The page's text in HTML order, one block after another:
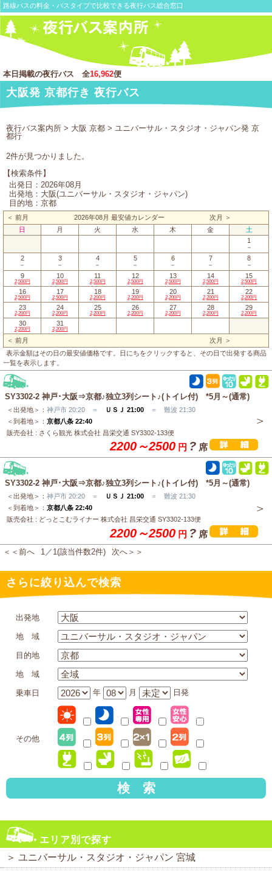
路線バスの料金・バスタイプで比較できる夜行バス総合窓口
本日掲載の夜行バス 全16,962便
大阪発 京都行き 夜行バス
夜行バス案内所 > 大阪 京都 > ユニバーサル・スタジオ・ジャパン発 京
都行
2件が見つかりました。
【検索条件】
出発日：2026年08月
出発地：大阪(ユニバーサル・スタジオ・ジャパン)
目的地：京都
＜ 前月 2026年08月 最安値カレンダー
次月 ＞
日
月 火 水 木 金
土
1
－
2
－
3
－
4
－
5
－
6
－
7
－
8
－
9
2,500円
10
2,500円
11
2,500円
12
2,500円
13
2,500円
14
2,500円
15
2,500円
16
2,500円
17
2,500円
18
2,200円
19
2,200円
20
2,200円
21
2,200円
22
2,200円
23
2,200円
24
2,200円
25
2,200円
26
2,200円
27
2,200円
28
2,200円
29
2,200円
30
2,200円
31
2,200円
＜ 前月
次月 ＞
表示金額はその日の最安値価格です。日にちをクリックすると、その日で出発する商品
一覧を表示します。
SY3302-2 神戸･大阪⇒京都♪独立3列シート♪(トイレ付) *5月～(通常)
＜出発地＞： 神戸市 20:20 ＝ ＵＳＪ 21:00 ＝ 難波 21:30
＜到着地＞： 京都八条 22:40
販売会社 : さくら観光 株式会社 昌栄交通 SY3302-133便
2200～2500 円 ? 席
SY3302-2 神戸･大阪⇒京都♪独立3列シート♪(トイレ付) *5月～(通常)
＜出発地＞： 神戸市 20:20 ＝ ＵＳＪ 21:00 ＝ 難波 21:30
＜到着地＞： 京都八条 22:40
販売会社 : どっとこむライナー 株式会社 昌栄交通 SY3302-133便
2200～2500 円 ? 席
＜＜前へ 1／1(該当件数2件) 次へ＞＞
さらに絞り込んで検索
出発地
地 域
目的地
地 域
乗車日 年 月 日発
その他
検 索
エリア別で探す
＞ ユニバーサル・スタジオ・ジャパン 宮城